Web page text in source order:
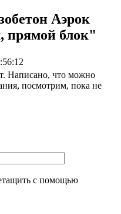
Аэрок
прямой блок"
Написано, что можно
посмотрим, пока не
с помощью